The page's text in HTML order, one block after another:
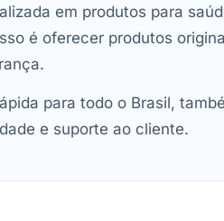
em produtos para
é oferecer produtos
para todo o Brasil,
e suporte ao cliente.